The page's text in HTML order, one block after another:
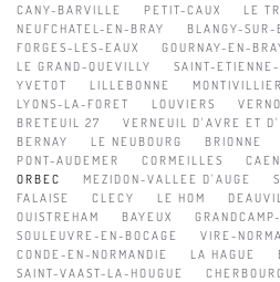
CANY-BARVILLE
PETIT-CAUX
LE
NEUFCHATEL-EN-BRAY
BLANGY-SUR-
FORGES-LES-EAUX
GOURNAY-EN-
LE GRAND-QUEVILLY
SAINT-
YVETOT
LILLEBONNE
LYONS-LA-FORET
LOUVIERS
BRETEUIL 27
VERNEUIL D'AVRE ET
BERNAY
LE NEUBOURG BRIONNE
PONT-AUDEMER
CORMEILLES CAEN
ORBEC
MEZIDON-VALLEE D'AUGE
FALAISE
CLECY LE HOM
OUISTREHAM
BAYEUX
SOULEUVRE-EN-BOCAGE
VIRE-
CONDE-EN-NORMANDIE
LA HAGUE
SAINT-VAAST-LA-HOUGUE